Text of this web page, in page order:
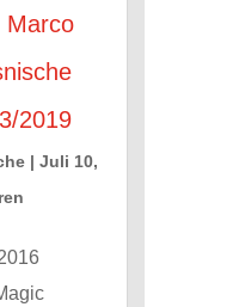
Marco
2019
|Juli 10,